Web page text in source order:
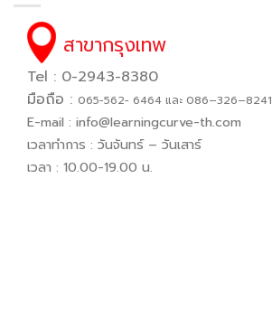
สาขากรุงเทพ
Tel : 0-2943-8380
มือถือ : 065−562− 6464 และ 086–326–8241
E-mail : info@learningcurve-th.com
เวลาทำการ : วันจันทร์ – วันเสาร์
เวลา : 10.00-19.00 น.